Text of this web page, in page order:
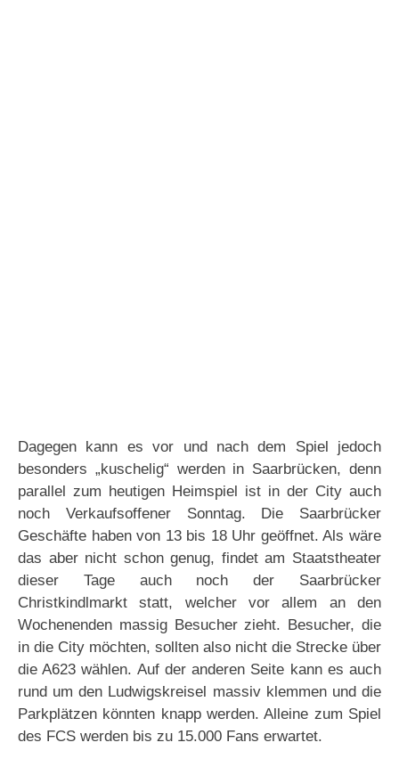
Dagegen kann es vor und nach dem Spiel jedoch
besonders „kuschelig“ werden in Saarbrücken, denn
parallel zum heutigen Heimspiel ist in der City auch
noch Verkaufsoffener Sonntag. Die Saarbrücker
Geschäfte haben von 13 bis 18 Uhr geöffnet. Als wäre
das aber nicht schon genug, findet am Staatstheater
dieser Tage auch noch der Saarbrücker
Christkindlmarkt statt, welcher vor allem an den
Wochenenden massig Besucher zieht. Besucher, die
in die City möchten, sollten also nicht die Strecke über
die A623 wählen. Auf der anderen Seite kann es auch
rund um den Ludwigskreisel massiv klemmen und die
Parkplätzen könnten knapp werden. Alleine zum Spiel
des FCS werden bis zu 15.000 Fans erwartet.